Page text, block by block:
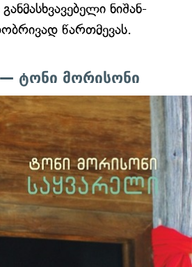
ნიშან-
წართმევას.
— ტონი მორისონი